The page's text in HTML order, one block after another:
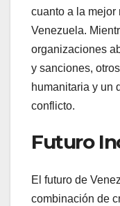
cuanto a la mejor
Venezuela.
organizaciones
y sanciones,
humanitaria y un
conflicto.
Futuro
El futuro de
combinación de